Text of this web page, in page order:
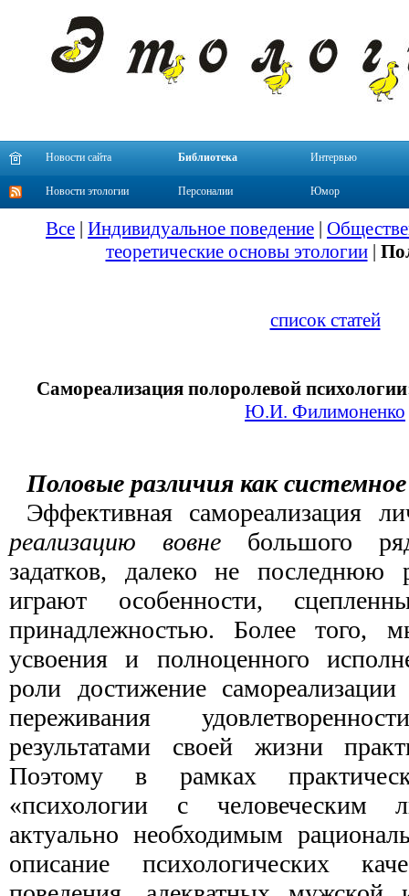
Новости сайта Библиотека Интервью
Новости этологии Персоналии Юмор
Все | Индивидуальное поведение |
теоретические основы этологии|
список статей
Самореализация полоролевой
Ю.И. Филимоненко
Половые различия как
Эффективная самореализация
реализацию
вовне большого
задатков, далеко не последнюю
играют особенности,
принадлежностью. Более того,
усвоения и полноценного
роли достижение
переживания
результатами своей жизни
Поэтому в рамках
«психологии с человеческим
актуально необходимым
описание психологических